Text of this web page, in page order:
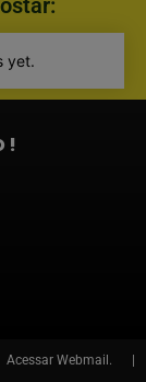
yet.
Acessar Webmail. |